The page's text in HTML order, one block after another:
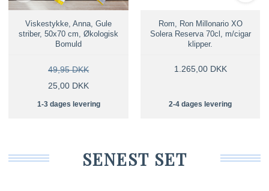
Viskestykke, Anna, Gule
striber, 50x70 cm, Økologisk
Bomuld
49,95 DKK
25,00 DKK
1-3 dages levering
Rom, Ron Millonario XO
Solera Reserva 70cl, m/cigar
klipper.
1.265,00 DKK
2-4 dages levering
SENEST SET